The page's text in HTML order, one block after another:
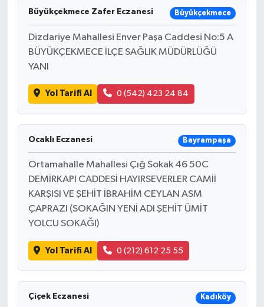
Büyükçekmece Zafer Eczanesi Büyükçekmece
Dizdariye Mahallesi Enver Paşa Caddesi No:5 A
BÜYÜKÇEKMECE İLÇE SAĞLIK MÜDÜRLÜĞÜ
YANI
Yol Tarifi Al 0 (542) 423 24 84
Ocaklı Eczanesi Bayrampaşa
Ortamahalle Mahallesi Çığ Sokak 46 50C
DEMİRKAPI CADDESİ HAYIRSEVERLER CAMİİ
KARŞISI VE ŞEHİT İBRAHİM CEYLAN ASM
ÇAPRAZI (SOKAĞIN YENİ ADI ŞEHİT ÜMİT
YOLCU SOKAĞI)
Yol Tarifi Al 0 (212) 612 25 55
Çiçek Eczanesi Kadıköy